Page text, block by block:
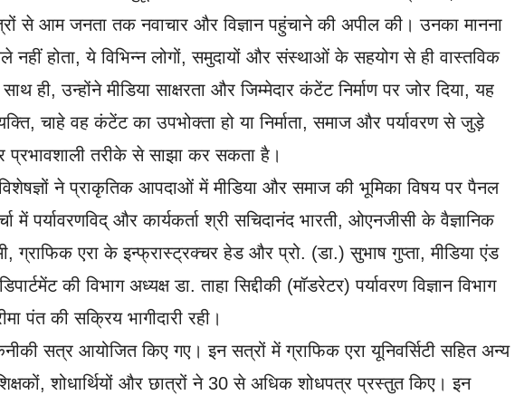
से आम जनता तक नवाचार और विज्ञान पहुंचाने की अपील की। उनका मानना
नहीं होता, ये विभिन्न लोगों, समुदायों और संस्थाओं के सहयोग से ही वास्तविक
ही, उन्होंने मीडिया साक्षरता और जिम्मेदार कंटेंट निर्माण पर जोर दिया, यह
चाहे वह कंटेंट का उपभोक्ता हो या निर्माता, समाज और पर्यावरण से जुड़े
तरीके से साझा कर सकता है।
ने प्राकृतिक आपदाओं में मीडिया और समाज की भूमिका विषय पर पैनल
में पर्यावरणविद् और कार्यकर्ता श्री सचिदानंद भारती, ओएनजीसी के वैज्ञानिक
एरा के इन्फ्रास्ट्रक्चर हेड और प्रो. (डा.) सुभाष गुप्ता, मीडिया एंड
की विभाग अध्यक्ष डा. ताहा सिद्दीकी (मॉडरेटर) पर्यावरण विज्ञान विभाग
पंत की सक्रिय भागीदारी रही।
सत्र आयोजित किए गए। इन सत्रों में ग्राफिक एरा यूनिवर्सिटी सहित अन्य
शिक्षकों, शोधार्थियों और छात्रों ने 30 से अधिक शोधपत्र प्रस्तुत किए। इन